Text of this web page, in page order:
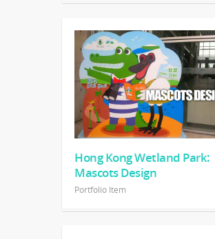
Hong Kong Wetland Park:
Mascots Design
Portfolio Item